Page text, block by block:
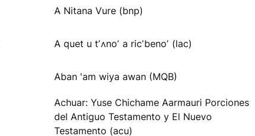
A Nitana Vure (bnp)
A quet u tʼʌnoʼ a ricʼbenoʼ (lac)
Aban 'am wiya awan (MQB)
Achuar: Yuse Chichame Aarmauri Porciones
del Antiguo Testamento y El Nuevo
Testamento (acu)